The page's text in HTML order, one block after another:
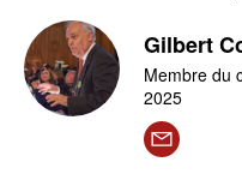
Gilbert
Membre du
2025